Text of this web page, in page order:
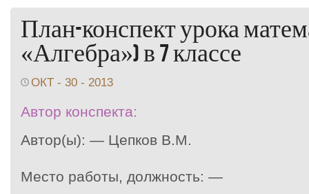
План-конспект урока
«Алгебра») в 7 классе
ОКТ - 30 - 2013
Автор конспекта:
Автор(ы): — Цепков В.М.
Место работы, должность: —